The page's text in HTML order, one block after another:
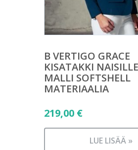
B VERTIGO GRACE
KISATAKKI
MALLI SOFTSHELL
MATERIAALIA
219,00 €
LUE LISÄÄ »